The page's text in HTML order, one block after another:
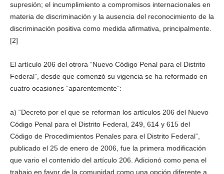
supresión; el incumplimiento a compromisos internacionales en
materia de discriminación y la ausencia del reconocimiento de la
discriminación positiva como medida afirmativa, principalmente.
[2]
El artículo 206 del otrora “Nuevo Código Penal para el Distrito
Federal”, desde que comenzó su vigencia se ha reformado en
cuatro ocasiones “aparentemente”:
a) “Decreto por el que se reforman los artículos 206 del Nuevo
Código Penal para el Distrito Federal, 249, 614 y 615 del
Código de Procedimientos Penales para el Distrito Federal”,
publicado el 25 de enero de 2006, fue la primera modificación
que vario el contenido del artículo 206. Adicionó como pena el
trabajo en favor de la comunidad como una opción diferente a